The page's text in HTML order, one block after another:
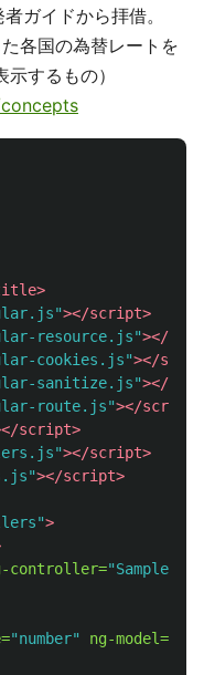
ガイドから拝借。
各国の為替レートを
するもの）
></script>
resource.js"></
cookies.js"></
sanitize.js"></
route.js"></script>
script>
></script>
></script>
>
controller=
"number" ng-model=